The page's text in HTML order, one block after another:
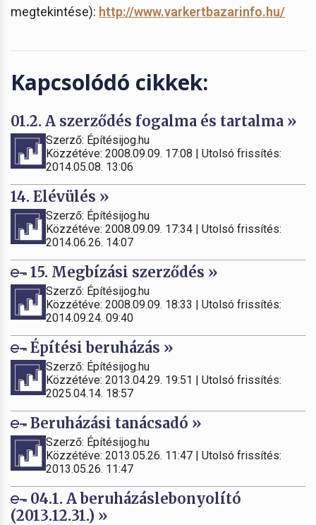
megtekintése): http://www.varkertbazarinfo.hu/
Kapcsolódó cikkek:
01.2. A szerződés fogalma és tartalma »
Szerző: Építésijog.hu
Közzétéve: 2008.09.09. 17:08 | Utolsó frissítés:
2014.05.08. 13:06
14. Elévülés »
Szerző: Építésijog.hu
Közzétéve: 2008.09.09. 17:34 | Utolsó frissítés:
2014.06.26. 14:07
15. Megbízási szerződés »
Szerző: Építésijog.hu
Közzétéve: 2008.09.09. 18:33 | Utolsó frissítés:
2014.09.24. 09:40
Építési beruházás »
Szerző: Építésijog.hu
Közzétéve: 2013.04.29. 19:51 | Utolsó frissítés:
2025.04.14. 18:57
Beruházási tanácsadó »
Szerző: Építésijog.hu
Közzétéve: 2013.05.26. 11:47 | Utolsó frissítés:
2013.05.26. 11:47
04.1. A beruházáslebonyolító
(2013.12.31.) »